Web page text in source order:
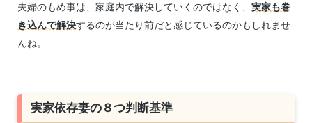
夫婦のもめ事は、家庭内で解決していくのではなく、 実家も巻
き込んで解決するのが当たり前だと感じているのかもしれませ
んね。
実家依存妻の８つ判断基準